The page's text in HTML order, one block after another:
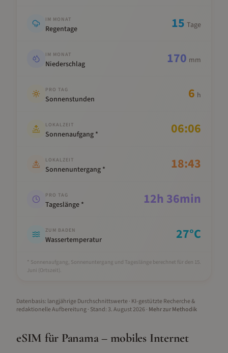
IM MONAT
Regentage 15 Tage
IM MONAT
Niederschlag 170 mm
PRO TAG
Sonnenstunden 6 h
LOKALZEIT
Sonnenaufgang * 06:06
LOKALZEIT
Sonnenuntergang * 18:43
PRO TAG
Tageslänge * 12h 36min
ZUM BADEN
Wassertemperatur 27°C
* Sonnenaufgang, Sonnenuntergang und Tageslänge berechnet für den 15.
Juni (Ortszeit).
Datenbasis: langjährige Durchschnittswerte · KI-gestützte Recherche &
redaktionelle Aufbereitung· Stand: 3. August 2026· Mehr zur Methodik
eSIM für Panama– mobiles Internet